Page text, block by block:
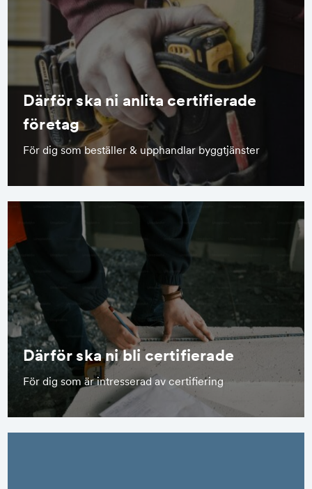
Därför ska ni anlita certifierade
företag
För dig som beställer & upphandlar byggtjänster
Därför ska ni bli certifierade
För dig som är intresserad av certifiering